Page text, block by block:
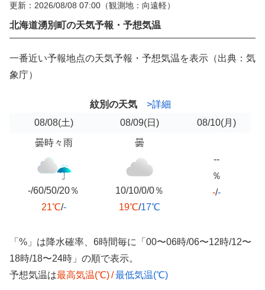
更新：2026/08/08 07:00 （観測地：向遠軽）
北海道湧別町の天気予報・予想気温
一番近い予報地点の天気予報・予想気温を表示（出典：気
象庁）
紋別の天気
>詳細
08/08(土) 08/09(日) 08/10(月)
曇時々雨
-/60/50/20％
21℃/-
曇
10/10/0/0％
19℃/17℃
--
％
-/-
「%」は降水確率、6時間毎に「00〜06時/06〜12時/12〜
18時/18〜24時」の順で表示。
予想気温は最高気温(℃)/最低気温(℃)